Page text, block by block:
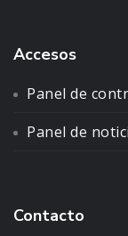
Accesos
Panel de
Panel de
Contacto